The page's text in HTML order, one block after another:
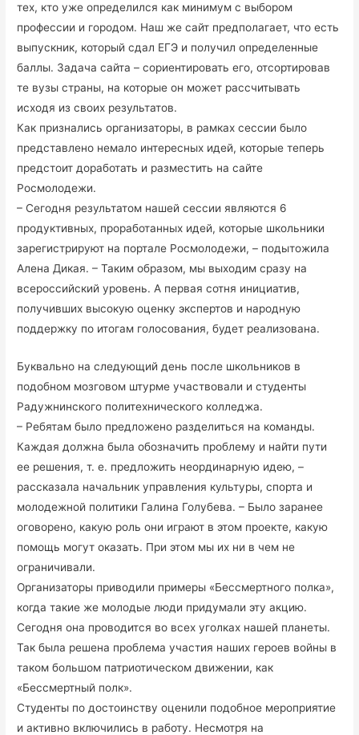
тех, кто уже определился как минимум с выбором
профессии и городом. Наш же сайт предполагает, что есть
выпускник, который сдал ЕГЭ и получил определенные
баллы. Задача сайта – сориентировать его, отсортировав
те вузы страны, на которые он может рассчитывать
исходя из своих результатов.
Как признались организаторы, в рамках сессии было
представлено немало интересных идей, которые теперь
предстоит доработать и разместить на сайте
Росмолодежи.
– Сегодня результатом нашей сессии являются 6
продуктивных, проработанных идей, которые школьники
зарегистрируют на портале Росмолодежи, – подытожила
Алена Дикая. – Таким образом, мы выходим сразу на
всероссийский уровень. А первая сотня инициатив,
получивших высокую оценку экспертов и народную
поддержку по итогам голосования, будет реализована.
Буквально на следующий день после школьников в
подобном мозговом штурме участвовали и студенты
Радужнинского политехнического колледжа.
– Ребятам было предложено разделиться на команды.
Каждая должна была обозначить проблему и найти пути
ее решения, т. е. предложить неординарную идею, –
рассказала начальник управления культуры, спорта и
молодежной политики Галина Голубева. – Было заранее
оговорено, какую роль они играют в этом проекте, какую
помощь могут оказать. При этом мы их ни в чем не
ограничивали.
Организаторы приводили примеры «Бессмертного полка»,
когда такие же молодые люди придумали эту акцию.
Сегодня она проводится во всех уголках нашей планеты.
Так была решена проблема участия наших героев войны в
таком большом патриотическом движении, как
«Бессмертный полк».
Студенты по достоинству оценили подобное мероприятие
и активно включились в работу. Несмотря на